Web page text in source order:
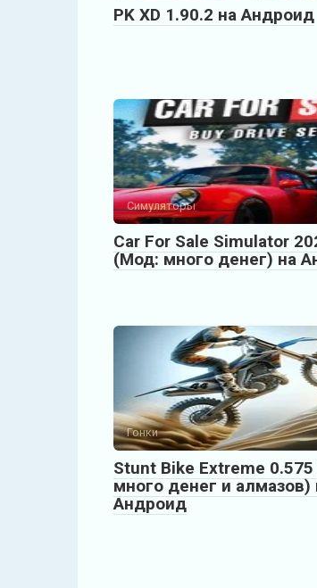
PK XD 1.90.2 на Андроид
Симуляторы
Car For Sale Simulator
(Мод: много денег) на
Гонки
Stunt Bike Extreme
много денег и алмазов)
Андроид